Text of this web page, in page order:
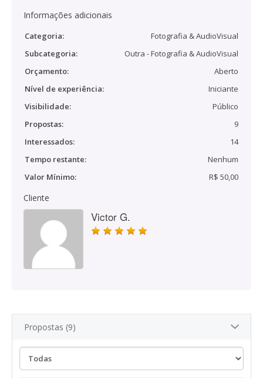
Informações adicionais
Categoria:
Fotografia & AudioVisual
Subcategoria:
Outra - Fotografia & AudioVisual
Orçamento:
Aberto
Nível de experiência:
Iniciante
Visibilidade:
Público
Propostas:
9
Interessados:
14
Tempo restante:
Nenhum
Valor Mínimo:
R$ 50,00
Cliente
Victor G.
Propostas (9)